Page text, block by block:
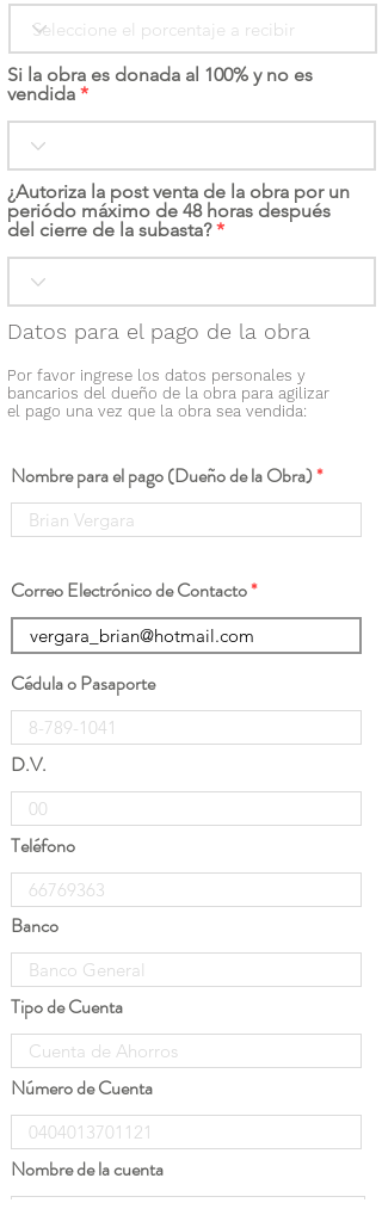
Si la obra es donada al 100% y no es
vendida
¿Autoriza la post venta de la obra por un
periódo máximo de 48 horas después
del cierre de la subasta?
Datos para el pago de la obra
Por favor ingrese los datos personales y
bancarios del dueño de la obra para agilizar
el pago una vez que la obra sea vendida:
Nombre para el pago (Dueño de la Obra)
Correo Electrónico de Contacto
Cédula o Pasaporte
D.V.
Teléfono
Banco
Tipo de Cuenta
Número de Cuenta
Nombre de la cuenta